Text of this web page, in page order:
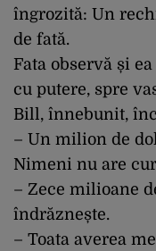
îngrozită: Un
de fată.
Fata observă și
cu putere, spre
Bill, înnebunit,
– Un milion de
Nimeni nu are
– Zece milioane
îndrăznește.
– Toata averea